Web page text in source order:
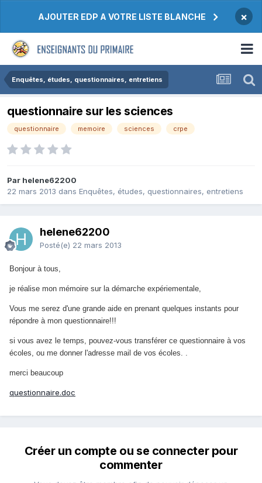
AJOUTER EDP A VOTRE LISTE BLANCHE ×
Enquêtes, études, questionnaires, entretiens
questionnaire sur les sciences
questionnaire memoire sciences crpe
Par helene62200
22 mars 2013 dans Enquêtes, études, questionnaires, entretiens
helene62200
Posté(e) 22 mars 2013
Bonjour à tous,
je réalise mon mémoire sur la démarche expériementale,
Vous me serez d'une grande aide en prenant quelques instants pour
répondre à mon questionnaire!!!
si vous avez le temps, pouvez-vous transférer ce questionnaire à vos
écoles, ou me donner l'adresse mail de vos écoles. .
merci beaucoup
questionnaire.doc
Créer un compte ou se connecter pour
commenter